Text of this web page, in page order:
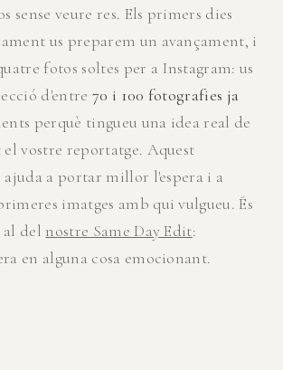
sense veure res. Els primers dies
us preparem un avançament, i
fotos soltes per a Instagram: us
d'entre 70 i 100 fotografies ja
perquè tingueu una idea real de
el vostre reportatge. Aquest
ajuda a portar millor l'espera i a
imatges amb qui vulgueu. És
del nostre Same Day Edit:
en alguna cosa emocionant.